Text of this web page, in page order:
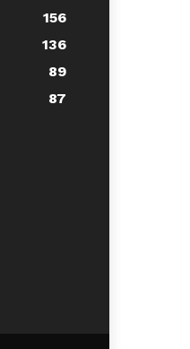
156
136
89
87